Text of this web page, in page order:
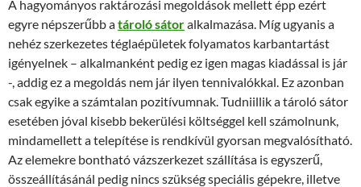
A hagyományos raktározási megoldások mellett épp ezért
egyre népszerűbb atároló sátoralkalmazása. Míg ugyanis a
nehéz szerkezetes téglaépületek folyamatos karbantartást
igényelnek – alkalmanként pedig ez igen magas kiadással is jár
-, addig ez a megoldás nem jár ilyen tennivalókkal. Ez azonban
csak egyike a számtalan pozitívumnak. Tudniillik a tároló sátor
esetében jóval kisebb bekerülési költséggel kell számolnunk,
mindamellett a telepítése is rendkívül gyorsan megvalósítható.
Az elemekre bontható vázszerkezet szállítása is egyszerű,
összeállításánál pedig nincs szükség speciális gépekre, illetve